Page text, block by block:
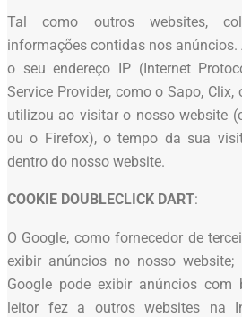
Tal como outros websites,
informações contidas nos
o seu endereço IP (Internet
Service Provider, como o Sapo,
utilizou ao visitar o nosso website
ou o Firefox), o tempo da sua
dentro do nosso website.
COOKIE DOUBLECLICK DART:
O Google, como fornecedor de
exibir anúncios no nosso website;
Google pode exibir anúncios
leitor fez a outros websites na